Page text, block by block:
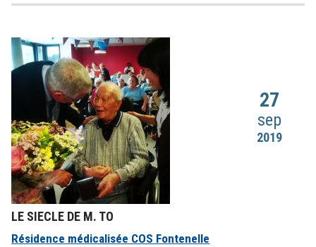
27
sep
2019
LE SIECLE DE M. TO
Résidence médicalisée COS Fontenelle